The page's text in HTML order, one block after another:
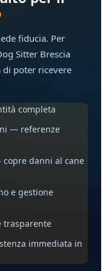
fiducia. Per
Sitter Brescia
di poter ricevere
completa
— referenze
danni al cane
e gestione
trasparente
immediata in